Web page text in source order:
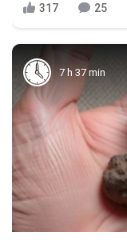
317 25
7 h 37 min